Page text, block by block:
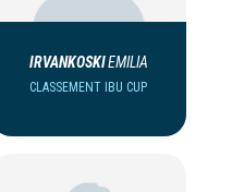
IRVANKOSKIEMILIA
CLASSEMENT IBU CUP